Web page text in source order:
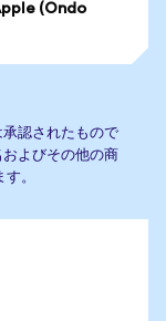
(Ondo
認されたもので
よびその他の商
。